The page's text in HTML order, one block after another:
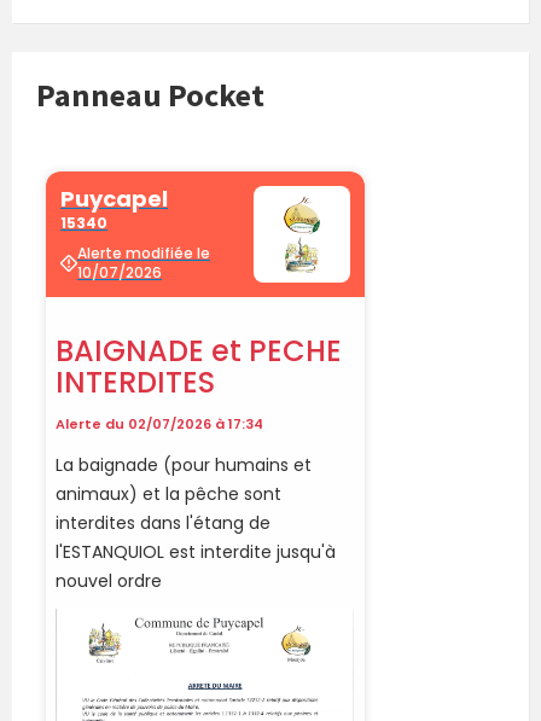
Panneau Pocket